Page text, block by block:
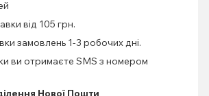
від 105 грн.
замовлень 1-3 робочих дні.
ви отримаєте SMS з номером
Нової Пошти